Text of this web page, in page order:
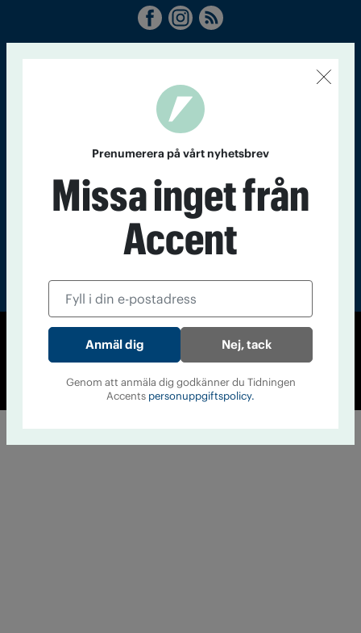
Kontakt Om Tidningen Tidningsarkiv In English
© Tidningen Accent 2026
Prenumerera på vårt nyhetsbrev
Missa inget från
Accent
Nej, tack
Genom att anmäla dig godkänner du Tidningen
Accents personuppgiftspolicy.